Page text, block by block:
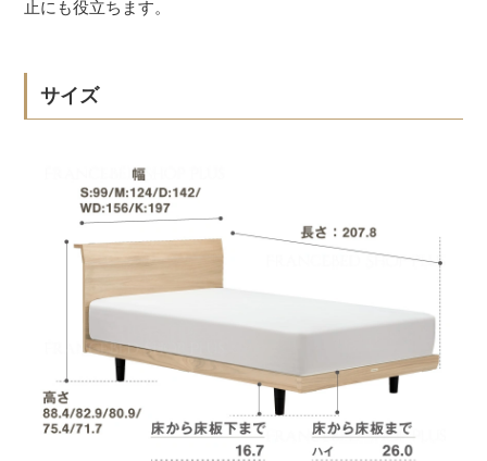
止にも役立ちます。
サイズ